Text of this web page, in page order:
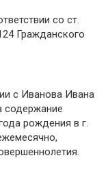
со ст.
Гражданского
с Иванова Ивана
содержание
рождения в г.